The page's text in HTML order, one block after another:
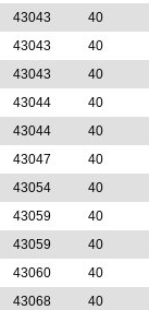
43043 40
43043 40
43043 40
43044 40
43044 40
43047 40
43054 40
43059 40
43059 40
43060 40
43068 40